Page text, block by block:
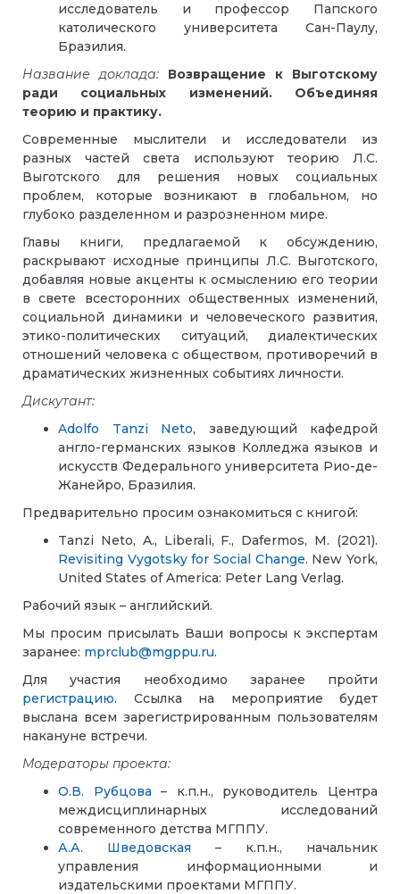
исследователь и профессор Папского
католического университета Сан-Паулу,
Бразилия.
Название доклада:
Возвращение к Выготскому
ради социальных изменений. Объединяя
теорию и практику.
Современные мыслители и исследователи из
разных частей света используют теорию Л.С.
Выготского для решения новых социальных
проблем, которые возникают в глобальном, но
глубоко разделенном и разрозненном мире.
Главы книги, предлагаемой к обсуждению,
раскрывают исходные принципы Л.С. Выготского,
добавляя новые акценты к осмыслению его теории
в свете всесторонних общественных изменений,
социальной динамики и человеческого развития,
этико-политических ситуаций, диалектических
отношений человека с обществом, противоречий в
драматических жизненных событиях личности.
Дискутант:
Adolfo Tanzi Neto, заведующий кафедрой
англо-германских языков Колледжа языков и
искусств Федерального университета Рио-де-
Жанейро, Бразилия.
Предварительно просим ознакомиться с книгой:
Tanzi Neto, A., Liberali, F., Dafermos, M. (2021).
Revisiting Vygotsky for Social Change. New York,
United States of America: Peter Lang Verlag.
Рабочий язык – английский.
Мы просим присылать Ваши вопросы к экспертам
заранее: mprclub@mgppu.ru.
Для участия необходимо заранее пройти
регистрацию. Ссылка на мероприятие будет
выслана всем зарегистрированным пользователям
накануне встречи.
Модераторы проекта:
О.В. Рубцова – к.п.н., руководитель Центра
междисциплинарных исследований
современного детства МГППУ.
А.А. Шведовская – к.п.н., начальник
управления информационными и
издательскими проектами МГППУ.